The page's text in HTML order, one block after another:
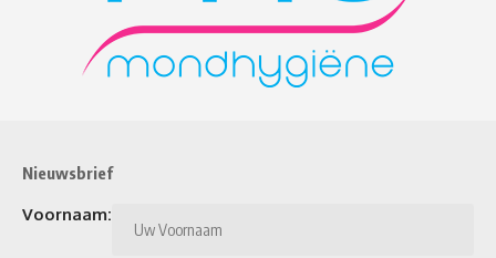
Nieuwsbrief
Voornaam: